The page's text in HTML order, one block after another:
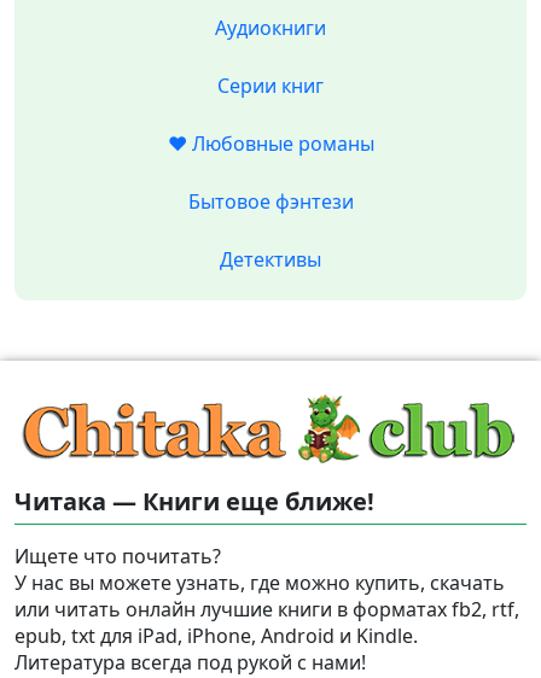
Аудиокниги
Серии книг
❤️ Любовные романы
Бытовое фэнтези
Детективы
Читака — Книги еще ближе!
Ищете что почитать?
У нас вы можете узнать, где можно купить, скачать
или читать онлайн лучшие книги в форматах fb2, rtf,
epub, txt для iPad, iPhone, Android и Kindle.
Литература всегда под рукой с нами!